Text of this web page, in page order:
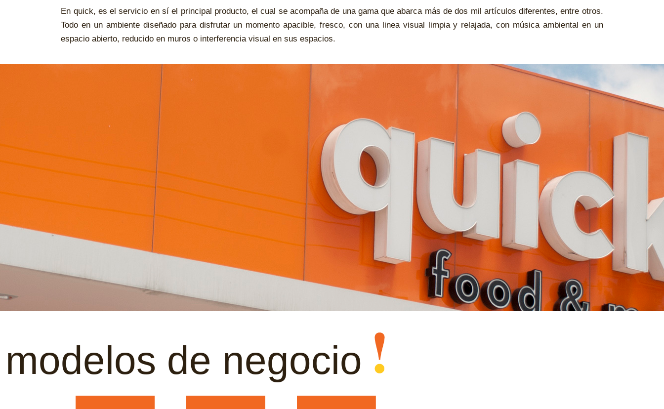
En quick, es el servicio en sí el principal producto, el cual se acompaña de una gama que abarca más de dos mil artículos diferentes, entre otros.
Todo en un ambiente diseñado para disfrutar un momento apacible, fresco, con una linea visual limpia y relajada, con música ambiental en un
espacio abierto, reducido en muros o interferencia visual en sus espacios.
modelos de negocio